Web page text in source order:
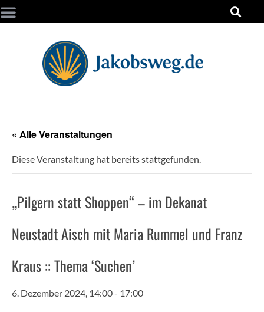
« Alle Veranstaltungen
Diese Veranstaltung hat bereits stattgefunden.
„Pilgern statt Shoppen“ – im Dekanat
Neustadt Aisch mit Maria Rummel und Franz
Kraus :: Thema ‘Suchen’
6. Dezember 2024, 14:00- 17:00